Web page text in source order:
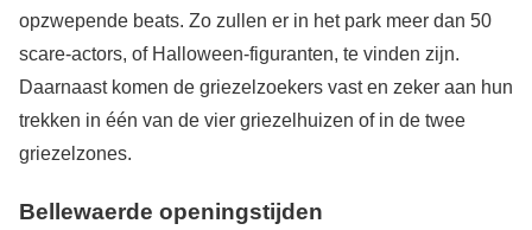
opzwepende beats. Zo zullen er in het park meer dan 50
scare-actors, of Halloween-figuranten, te vinden zijn.
Daarnaast komen de griezelzoekers vast en zeker aan hun
trekken in één van de vier griezelhuizen of in de twee
griezelzones.
Bellewaerde openingstijden